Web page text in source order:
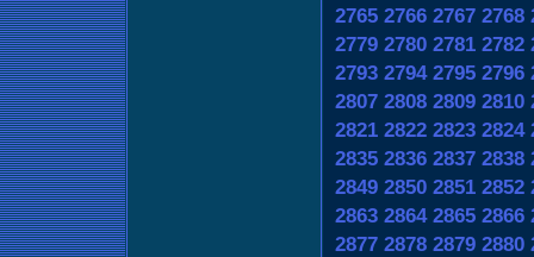
2765 2766 2767 2768
2779 2780 2781 2782
2793 2794 2795 2796
2807 2808 2809 2810
2821 2822 2823 2824
2835 2836 2837 2838
2849 2850 2851 2852
2863 2864 2865 2866
2877 2878 2879 2880